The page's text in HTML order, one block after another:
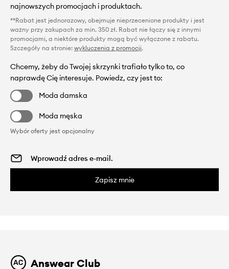
najnowszych promocjach i produktach.
**Rabat jest jednorazowy, obejmuje nieprzecenione produkty i jest
ważny przy zakupach za min. 350 zł. Rabat nie łączy się z innymi
promocjami, a niektóre produkty mogą być wyłączone z rabatu.
Szczegóły na stronie: wykluczenia z promocji.
Chcemy, żeby do Twojej skrzynki trafiało tylko to, co
naprawdę Cię interesuje. Powiedz, czy jest to:
Moda damska
Moda męska
Wybór oferty jest opcjonalny
Zapisz mnie
Answear Club